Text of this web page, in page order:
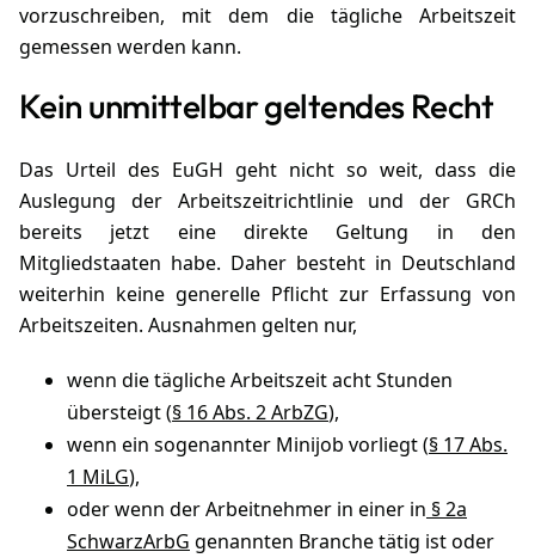
vorzuschreiben, mit dem die tägliche Arbeitszeit
gemessen werden kann.
Kein unmittelbar geltendes Recht
Das Urteil des EuGH geht nicht so weit, dass die
Auslegung der Arbeitszeitrichtlinie und der GRCh
bereits jetzt eine direkte Geltung in den
Mitgliedstaaten habe. Daher besteht in Deutschland
weiterhin keine generelle Pflicht zur Erfassung von
Arbeitszeiten. Ausnahmen gelten nur,
wenn die tägliche Arbeitszeit acht Stunden
übersteigt (§ 16 Abs. 2 ArbZG),
wenn ein sogenannter Minijob vorliegt (§ 17 Abs.
1 MiLG),
oder wenn der Arbeitnehmer in einer in § 2a
SchwarzArbG genannten Branche tätig ist oder